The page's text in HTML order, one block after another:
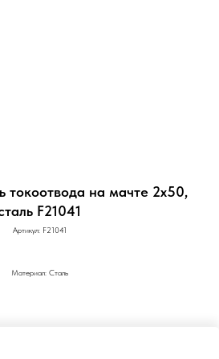
токоотвода на мачте 2х50,
F21041
Артикул: F21041
Материал: Сталь